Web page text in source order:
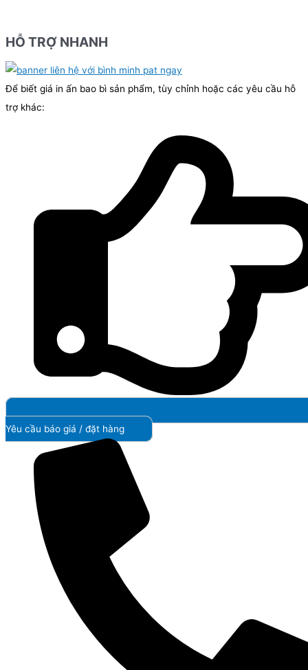
HỖ TRỢ NHANH
Để biết giá in ấn bao bì sản phẩm, tùy chỉnh hoặc các yêu cầu hỗ
trợ khác:
Yêu cầu báo giá / đặt hàng